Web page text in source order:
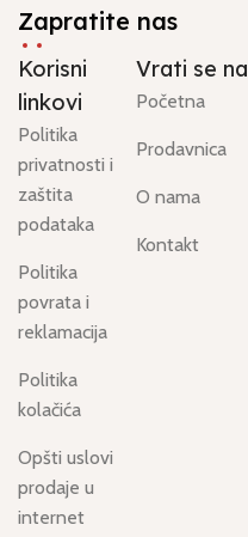
Zapratite nas
Korisni
linkovi
Politika
privatnosti i
zaštita
podataka
Politika
povrata i
reklamacija
Politika
kolačića
Opšti uslovi
prodaje u
internet
Vrati se na
Početna
Prodavnica
O nama
Kontakt